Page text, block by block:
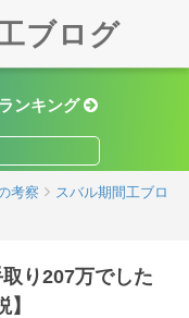
ブログ
ンキング
考察
スバル期間工ブロ
り207万でした